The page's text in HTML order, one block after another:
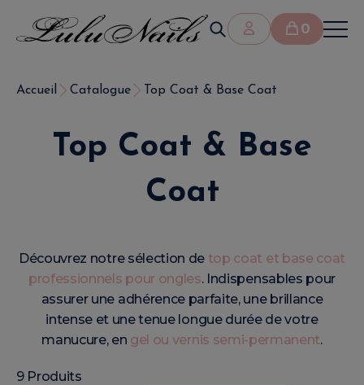
0
Accueil Catalogue Top Coat & Base Coat
Top Coat & Base
Coat
Découvrez notre sélection de top coat et base coat
professionnels pour ongles. Indispensables pour
assurer une adhérence parfaite, une brillance
intense et une tenue longue durée de votre
manucure, en gel ou vernis semi-permanent.
9 Produits